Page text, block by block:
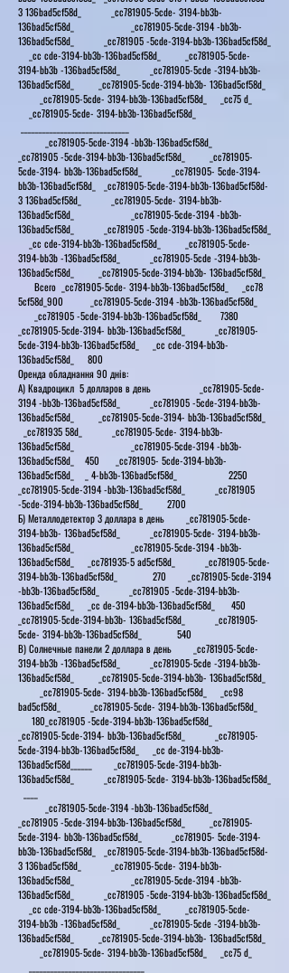
3 136bad5cf58d_ _cc781905-5cde- 3194-bb3b-
136bad5cf58d_ _cc781905-5cde-3194 -bb3b-
136bad5cf58d_ _cc781905 -5cde-3194-bb3b-136bad5cf58d_
_cc cde-3194-bb3b-136bad5cf58d_ _cc781905-5cde-
3194-bb3b -136bad5cf58d_ _cc781905-5cde -3194-bb3b-
136bad5cf58d_ _cc781905-5cde-3194-bb3b- 136bad5cf58d_
_cc781905-5cde- 3194-bb3b-136bad5cf58d_ _cc75 d_
_cc781905-5cde- 3194-bb3b-136bad5cf58d_
_cc781905-5cde-3194 -bb3b-136bad5cf58d_
_cc781905 -5cde-3194-bb3b-136bad5cf58d_ _cc781905-
5cde-3194- bb3b-136bad5cf58d_ _cc781905- 5cde-3194-
bb3b-136bad5cf58d_ _cc781905-5cde-3194-bb3b-136bad5cf58d-
3 136bad5cf58d_ _cc781905-5cde- 3194-bb3b-
136bad5cf58d_ _cc781905-5cde-3194 -bb3b-
136bad5cf58d_ _cc781905 -5cde-3194-bb3b-136bad5cf58d_
_cc cde-3194-bb3b-136bad5cf58d_ _cc781905-5cde-
3194-bb3b -136bad5cf58d_ _cc781905-5cde -3194-bb3b-
136bad5cf58d_ _cc781905-5cde-3194-bb3b- 136bad5cf58d_
Всего _cc781905-5cde- 3194-bb3b-136bad5cf58d_ _cc78
5cf58d_900 _cc781905-5cde-3194 -bb3b-136bad5cf58d_
_cc781905 -5cde-3194-bb3b-136bad5cf58d_ 7380
_cc781905-5cde-3194- bb3b-136bad5cf58d_ _cc781905-
5cde-3194-bb3b-136bad5cf58d_ _cc cde-3194-bb3b-
136bad5cf58d_ 800
Оренда обладнання 90 днів:
А) Квадроцикл 5 долларов в день _cc781905-5cde-
3194 -bb3b-136bad5cf58d_ _cc781905 -5cde-3194-bb3b-
136bad5cf58d_ _cc781905-5cde-3194- bb3b-136bad5cf58d_
_cc781935 58d_ _cc781905-5cde- 3194-bb3b-
136bad5cf58d_ _cc781905-5cde-3194 -bb3b-
136bad5cf58d_ 450 _cc781905- 5cde-3194-bb3b-
136bad5cf58d_ _ 4-bb3b-136bad5cf58d_ 2250
_cc781905-5cde-3194 -bb3b-136bad5cf58d_ _cc781905
-5cde-3194-bb3b-136bad5cf58d_ 2700
Б) Металлодетектор 3 доллара в день _cc781905-5cde-
3194-bb3b- 136bad5cf58d_ _cc781905-5cde- 3194-bb3b-
136bad5cf58d_ _cc781905-5cde-3194 -bb3b-
136bad5cf58d_ _cc781935-5 ad5cf58d_ _cc781905-5cde-
3194-bb3b-136bad5cf58d_ 270 _cc781905-5cde-3194
-bb3b-136bad5cf58d_ _cc781905 -5cde-3194-bb3b-
136bad5cf58d_ _cc de-3194-bb3b-136bad5cf58d_ 450
_cc781905-5cde-3194-bb3b- 136bad5cf58d_ _cc781905-
5cde- 3194-bb3b-136bad5cf58d_ 540
В) Солнечные панели 2 доллара в день _cc781905-5cde-
3194-bb3b -136bad5cf58d_ _cc781905-5cde -3194-bb3b-
136bad5cf58d_ _cc781905-5cde-3194-bb3b- 136bad5cf58d_
_cc781905-5cde- 3194-bb3b-136bad5cf58d_ _cc98
bad5cf58d_ _cc781905-5cde- 3194-bb3b-136bad5cf58d_
180_cc781905 -5cde-3194-bb3b-136bad5cf58d_
_cc781905-5cde-3194- bb3b-136bad5cf58d_ _cc781905-
5cde-3194-bb3b-136bad5cf58d_ _cc de-3194-bb3b-
136bad5cf58d______ _cc781905-5cde-3194-bb3b-
136bad5cf58d_ _cc781905-5cde- 3194-bb3b-136bad5cf58d_
_cc781905-5cde-3194 -bb3b-136bad5cf58d_
_cc781905 -5cde-3194-bb3b-136bad5cf58d_ _cc781905-
5cde-3194- bb3b-136bad5cf58d_ _cc781905- 5cde-3194-
bb3b-136bad5cf58d_ _cc781905-5cde-3194-bb3b-136bad5cf58d-
3 136bad5cf58d_ _cc781905-5cde- 3194-bb3b-
136bad5cf58d_ _cc781905-5cde-3194 -bb3b-
136bad5cf58d_ _cc781905 -5cde-3194-bb3b-136bad5cf58d_
_cc cde-3194-bb3b-136bad5cf58d_ _cc781905-5cde-
3194-bb3b -136bad5cf58d_ _cc781905-5cde -3194-bb3b-
136bad5cf58d_ _cc781905-5cde-3194-bb3b- 136bad5cf58d_
_cc781905-5cde- 3194-bb3b-136bad5cf58d_ _cc75 d_